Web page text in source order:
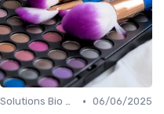
Solutions Bio pour Problèmes de Peau • 06/06/2025